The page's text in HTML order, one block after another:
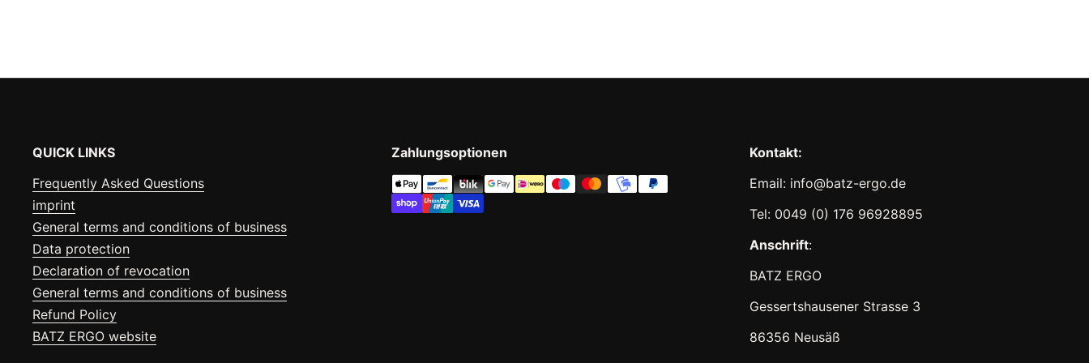
QUICK LINKS
Frequently Asked Questions
imprint
General terms and conditions of business
Data protection
Declaration of revocation
General terms and conditions of business
Refund Policy
BATZ ERGO website
Zahlungsoptionen
Kontakt:
Email: info@batz-ergo.de
Tel: 0049 (0) 176 96928895
Anschrift:
BATZ ERGO
Gessertshausener Strasse 3
86356 Neusäß